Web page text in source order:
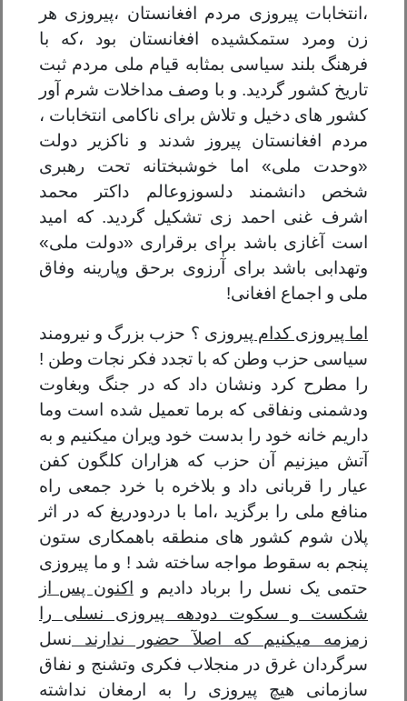
، انتخابات پیروزی مردم افغانستان ،پیروزی هر
زن ومرد ستمکشیده افغانستان بود ،که با
فرهنگ بلند سیاسی بمثابه قیام ملی مردم ثبت
تاریخ کشور گردید. و با وصف مداخلات شرم آور
کشور های دخیل و تلاش برای ناکامی انتخابات ،
مردم افغانستان پیروز شدند و ناکزیر دولت
«وحدت ملی» اما خوشبختانه تحت رهبری
شخص دانشمند دلسوزوعالم داکتر محمد
اشرف غنی احمد زی تشکیل گردید. که امید
است آغازی باشد برای برقراری «دولت ملی»
وتهدابی باشد برای آٰرزوی برحق وپارینه وفاق
ملی و اجماع افغانی!
اما پیروزی کدام پیروزی ؟ حزب بزرگ و نیرومند
سیاسی حزب وطن که با تجدد فکر نجات وطن !
را مطرح کرد ونشان داد که در جنگ وبغاوت
ودشمنی ونفاقی که برما تعمیل شده است وما
داریم خانه خود را بدست خود ویران میکنیم و به
آتش میزنیم آن حزب که هزاران کلگون کفن
عیار را قربانی داد و بلاخره با خرد جمعی راه
منافع ملی را برگزید ، اما با دردودریغ که در اثر
پلان شوم کشور های منطقه باهمکاری ستون
پنجم به سقوط مواجه ساخته شد ! و ما پیروزی
حتمی یک نسل را برباد دادیم و
اکنون پس از
شکست و سکوت دودهه پیروزی نسلی را
زمزمه میکنیم که اصلآ حضور ندارند نسل
سرگردان غرق در منجلاب فکری وتشنج و نفاق
سازمانی هیچ پیروزی را به ارمغان نداشته